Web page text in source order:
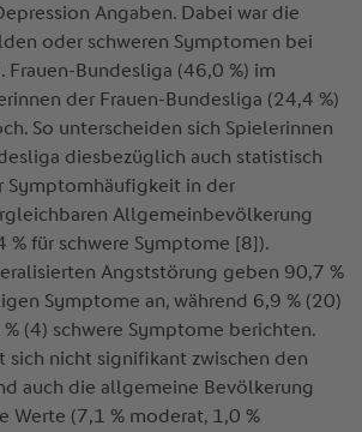
Angaben. Dabei war die
oder schweren Symptomen bei
Frauen-Bundesliga (46,0 %) im
der Frauen-Bundesliga (24,4 %)
So unterscheiden sich Spielerinnen
diesbezüglich auch statistisch
Symptomhäufigkeit in der
Allgemeinbevölkerung
% für schwere Symptome [8]).
Angststörung geben 90,7 %
Symptome an, während 6,9 % (20)
(4) schwere Symptome berichten.
sich nicht signifikant zwischen den
auch die allgemeine Bevölkerung
Werte (7,1 % moderat, 1,0 %